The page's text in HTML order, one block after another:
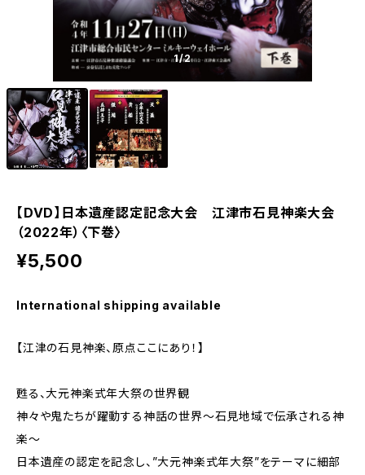
1/2
【DVD】日本遺産認定記念大会 江津市石見神楽大会
（2022年）〈下巻〉
¥5,500
International shipping available
【江津の石見神楽、原点ここにあり！】
甦る、大元神楽式年大祭の世界観
神々や鬼たちが躍動する神話の世界～石見地域で伝承される神
楽～
日本遺産の認定を記念し、”大元神楽式年大祭”をテーマに細部